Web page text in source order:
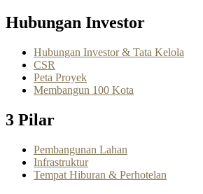
Hubungan Investor
Hubungan Investor & Tata Kelola
CSR
Peta Proyek
Membangun 100 Kota
3 Pilar
Pembangunan Lahan
Infrastruktur
Tempat Hiburan & Perhotelan